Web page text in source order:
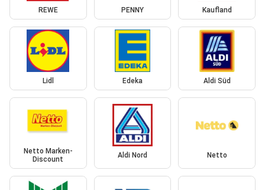
REWE PENNY Kaufland
Lidl Edeka Aldi Süd
Netto Marken-
Discount
Aldi Nord Netto